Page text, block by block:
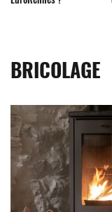
BRICOLAGE